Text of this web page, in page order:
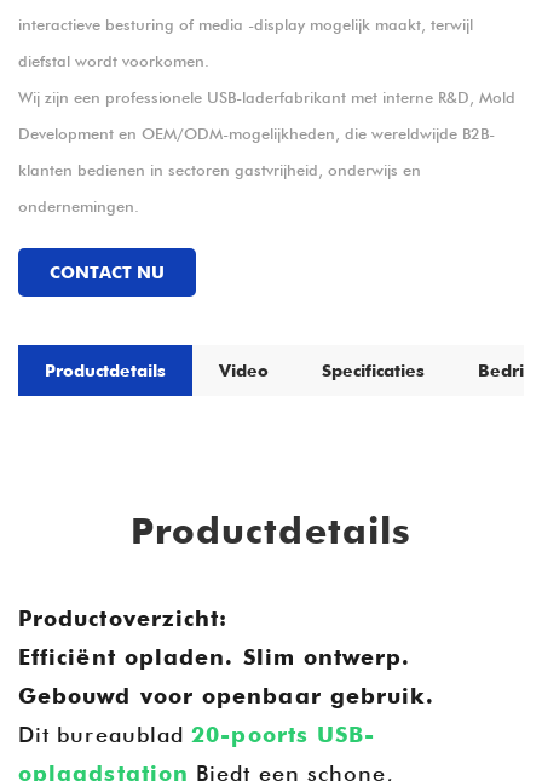
interactieve besturing of media -display mogelijk maakt, terwijl
diefstal wordt voorkomen.
Wij zijn een professionele USB-laderfabrikant met interne R&D, Mold
Development en OEM/ODM-mogelijkheden, die wereldwijde B2B-
klanten bedienen in sectoren gastvrijheid, onderwijs en
ondernemingen.
CONTACT NU
Productdetails Video Specificaties
Productdetails
Productoverzicht:
Efficiënt opladen. Slim ontwerp.
Gebouwd voor openbaar gebruik.
Dit bureaublad 20-poorts USB-
oplaadstation Biedt een schone,